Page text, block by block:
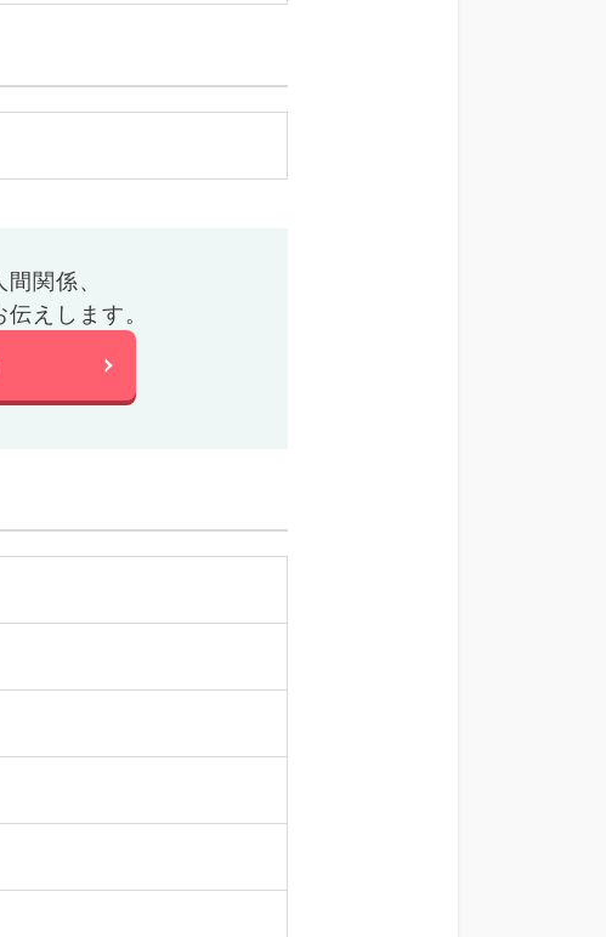
関係、
えします。